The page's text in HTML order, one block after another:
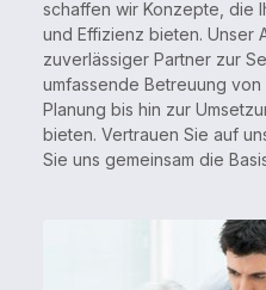
schaffen wir Konzepte, die
und Effizienz bieten. Unser
zuverlässiger Partner zur
umfassende Betreuung
Planung bis hin zur
bieten. Vertrauen Sie auf
Sie uns gemeinsam die